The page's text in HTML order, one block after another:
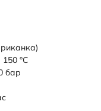
°С
бар